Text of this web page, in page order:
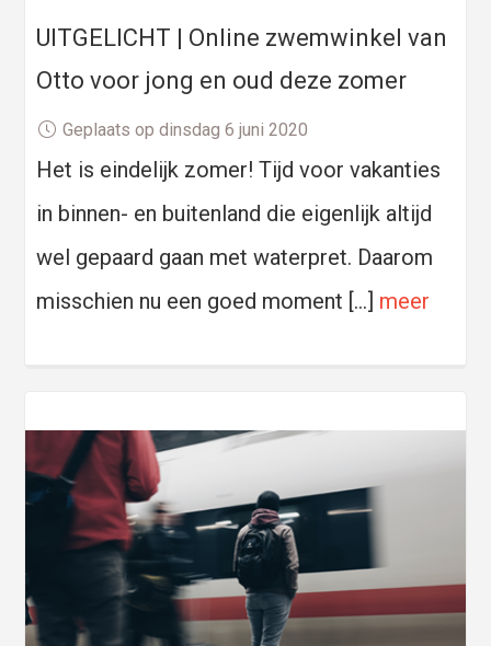
UITGELICHT | Online zwemwinkel van
Otto voor jong en oud deze zomer
Geplaats op dinsdag 6 juni 2020
Het is eindelijk zomer! Tijd voor vakanties
in binnen- en buitenland die eigenlijk altijd
wel gepaard gaan met waterpret. Daarom
misschien nu een goed moment […] meer